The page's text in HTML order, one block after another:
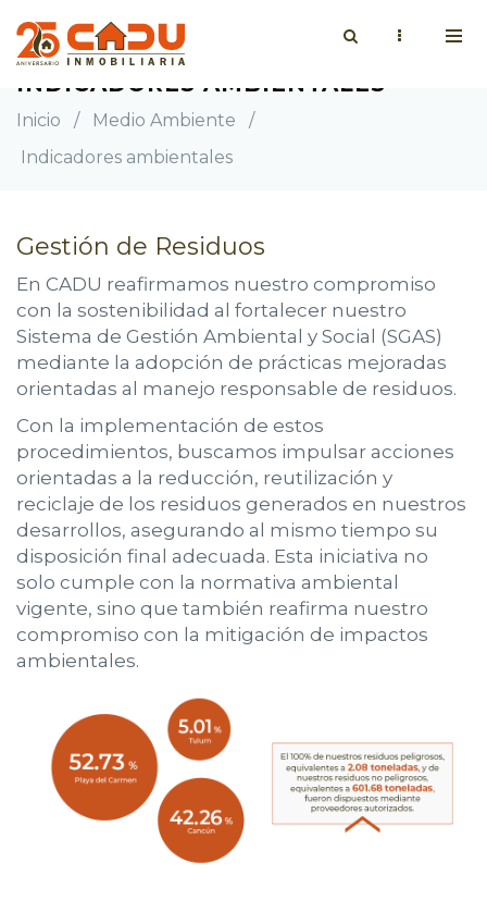
INDICADORES AMBIENTALES
Inicio / Medio Ambiente
/
Indicadores ambientales
Gestión de Residuos
En CADU reafirmamos nuestro compromiso
con la sostenibilidad al fortalecer nuestro
Sistema de Gestión Ambiental y Social (SGAS)
mediante la adopción de prácticas mejoradas
orientadas al manejo responsable de residuos.
Con la implementación de estos
procedimientos, buscamos impulsar acciones
orientadas a la reducción, reutilización y
reciclaje de los residuos generados en nuestros
desarrollos, asegurando al mismo tiempo su
disposición final adecuada. Esta iniciativa no
solo cumple con la normativa ambiental
vigente, sino que también reafirma nuestro
compromiso con la mitigación de impactos
ambientales.